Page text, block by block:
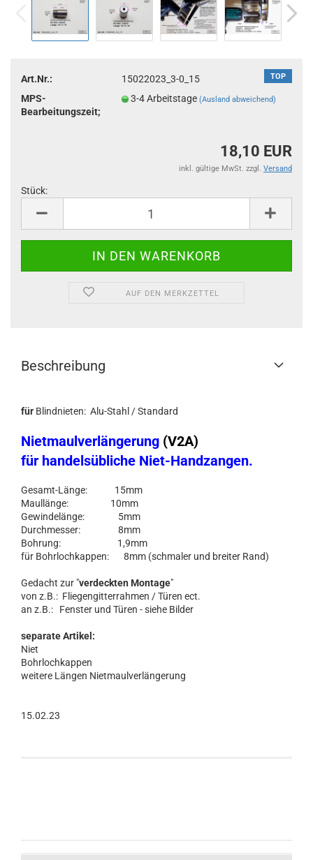
TOP
Art.Nr.:
15022023_3-0_15
MPS-
Bearbeitungszeit;
3-4 Arbeitstage(Ausland abweichend)
18,10 EUR
inkl. gültige MwSt. zzgl. Versand
Stück:
AUF DEN MERKZETTEL
Beschreibung
für Blindnieten: Alu-Stahl / Standard
Nietmaulverlängerung (V2A)
für handelsübliche Niet-Handzangen.
Gesamt-Länge: 15mm
Maullänge: 10mm
Gewindelänge: 5mm
Durchmesser: 8mm
Bohrung: 1,9mm
für Bohrlochkappen: 8mm (schmaler und breiter Rand)
Gedacht zur "verdeckten Montage"
von z.B.: Fliegengitterrahmen / Türen ect.
an z.B.: Fenster und Türen - siehe Bilder
separate Artikel:
Niet
Bohrlochkappen
weitere Längen Nietmaulverlängerung
15.02.23